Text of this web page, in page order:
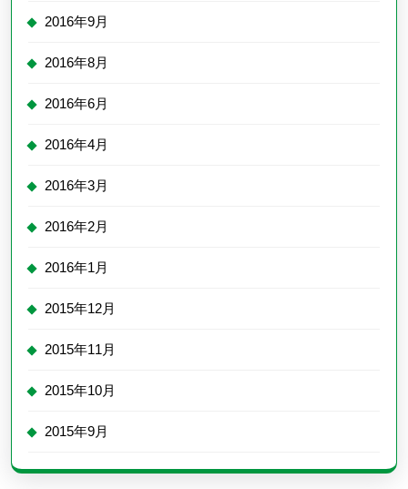
2016年9月
2016年8月
2016年6月
2016年4月
2016年3月
2016年2月
2016年1月
2015年12月
2015年11月
2015年10月
2015年9月